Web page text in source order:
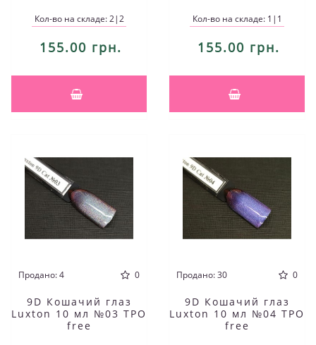
Кол-во на складе: 2|2
155.00 грн.
Кол-во на складе: 1|1
155.00 грн.
Продано: 4 0
9D Кошачий глаз
Luxton 10 мл №03 TPO
free
Продано: 30 0
9D Кошачий глаз
Luxton 10 мл №04 TPO
free